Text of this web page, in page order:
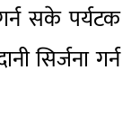
सके पर्यटक
सिर्जना गर्न